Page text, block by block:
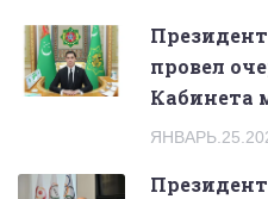
провел
Кабинета